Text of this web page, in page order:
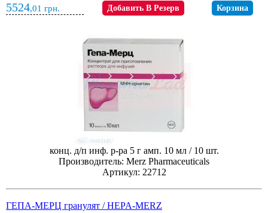
5524,01 грн. Добавить В Резерв Корзина
конц. д/п инф. р-ра 5 г амп. 10 мл / 10 шт.
Производитель: Merz Pharmaceuticals
Артикул: 22712
ГЕПА-МЕРЦ гранулят / HEPA-MERZ